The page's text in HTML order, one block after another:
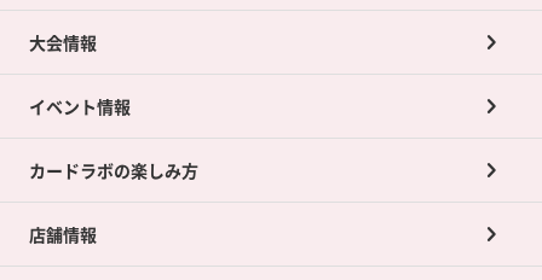
大会情報
イベント情報
カードラボの楽しみ方
店舗情報